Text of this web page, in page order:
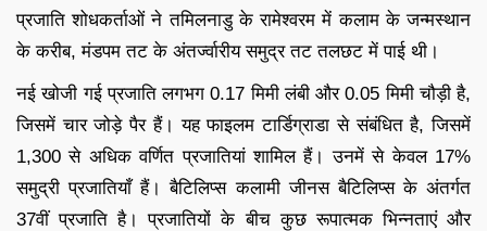
प्रजाति शोधकर्ताओं ने तमिलनाडु के रामेश्वरम में कलाम के जन्मस्थान
के करीब, मंडपम तट के अंतर्ज्वारीय समुद्र तट तलछट में पाई थी।
नई खोजी गई प्रजाति लगभग 0.17 मिमी लंबी और 0.05 मिमी चौड़ी है,
जिसमें चार जोड़े पैर हैं। यह फाइलम टार्डिग्राडा से संबंधित है, जिसमें
1,300 से अधिक वर्णित प्रजातियां शामिल हैं। उनमें से केवल 17%
समुद्री प्रजातियाँ हैं। बैटिलिप्स कलामी जीनस बैटिलिप्स के अंतर्गत
37वीं प्रजाति है। प्रजातियों के बीच कुछ रूपात्मक भिन्नताएं और